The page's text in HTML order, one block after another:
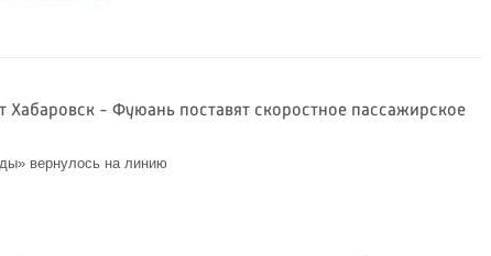
Хабаровск - Фуюань поставят скоростное пассажирское
вернулось на линию